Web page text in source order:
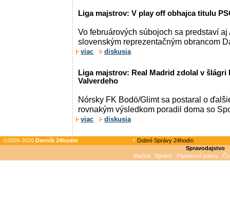
Liga majstrov: V play off obhajca titulu
Vo februárových súbojoch sa predstaví
slovenským reprezentačným obrancom
viac diskusia
Liga majstrov: Real Madrid zdolal v šlágri
Valverdeho
Nórsky FK Bodö/Glimt sa postaral o
rovnakým výsledkom poradil doma so
viac diskusia
©2005-2026 Denník 24hodin
Dobré Správy 24hodín
Spravodajstvo
Mačka
Správy Papierové palety